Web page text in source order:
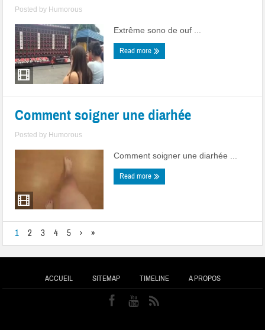
Posted by Humorous
Extrême sono de ouf ...
Read more
Comment soigner une diarhée
Posted by Humorous
Comment soigner une diarhée ...
Read more
1 2 3 4 5 › »
ACCUEIL SITEMAP TIMELINE A PROPOS